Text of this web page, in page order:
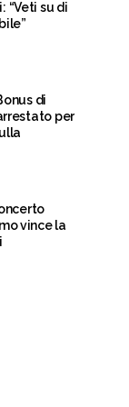
“Veti su di
di
per
vince la